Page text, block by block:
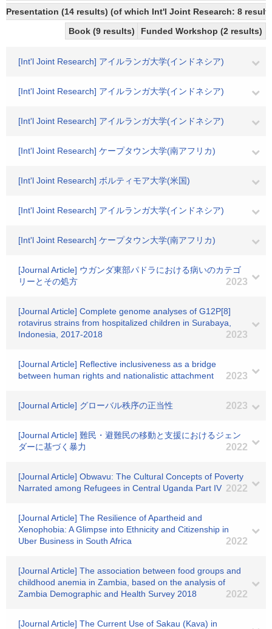
Presentation (14 results) (of which Int'l Joint Research: 8
Book (9 results)
Funded Workshop (2 results)
[Int'l Joint Research] アイルランガ大学(インドネシア)
[Int'l Joint Research] アイルランガ大学(インドネシア)
[Int'l Joint Research] アイルランガ大学(インドネシア)
[Int'l Joint Research] ケープタウン大学(南アフリカ)
[Int'l Joint Research] ボルティモア大学(米国)
[Int'l Joint Research] アイルランガ大学(インドネシア)
[Int'l Joint Research] ケープタウン大学(南アフリカ)
[Journal Article] ウガンダ東部パドラにおける病いのカテゴ
リーとその処方
2023
[Journal Article] Complete genome analyses of G12P[8]
rotavirus strains from hospitalized children in Surabaya,
Indonesia, 2017-2018
2023
[Journal Article] Reflective inclusiveness as a bridge
between human rights and nationalistic attachment
2023
[Journal Article] グローバル秩序の正当性 2023
[Journal Article] 難民・避難民の移動と支援におけるジェン
ダーに基づく暴力
2022
[Journal Article] Obwavu: The Cultural Concepts of Poverty
Narrated among Refugees in Central Uganda Part IV 2022
[Journal Article] The Resilience of Apartheid and
Xenophobia: A Glimpse into Ethnicity and Citizenship in
Uber Business in South Africa
2022
[Journal Article] The association between food groups and
childhood anemia in Zambia, based on the analysis of
Zambia Demographic and Health Survey 2018
2022
[Journal Article] The Current Use of Sakau (Kava) in